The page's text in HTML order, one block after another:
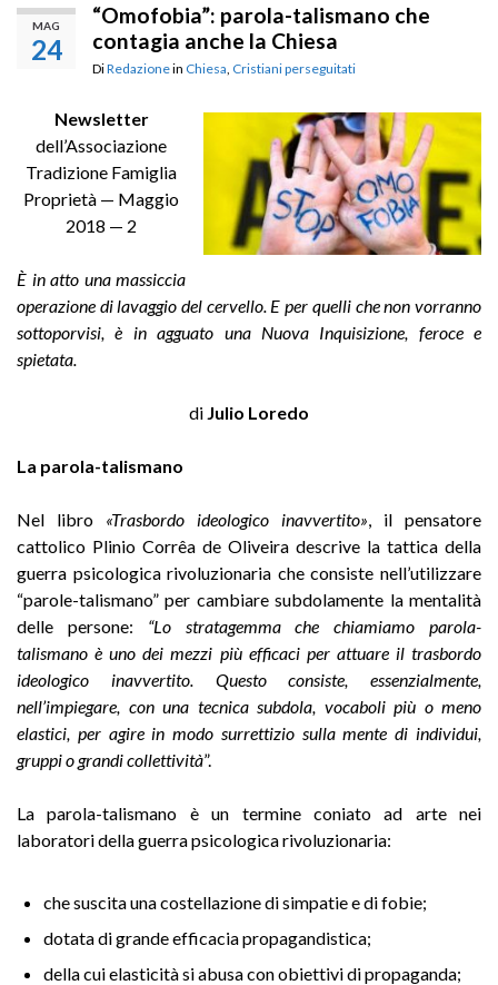
MAG
24
“Omofobia”: parola-talismano che
contagia anche la Chiesa
DiRedazionein Chiesa Cristiani perseguitati
Newsletter
dell’Associazione
Tradizione Famiglia
Proprietà — Maggio
2018 — 2
È in atto una massiccia
operazione di lavaggio del cervello. E per quelli che non vorranno
sottoporvisi, è in agguato una Nuova Inquisizione, feroce e
spietata.
di Julio Loredo
La parola-talismano
Nel libro «Trasbordo ideologico inavvertito» , il pensatore
cattolico Plinio Corrêa de Oliveira descrive la tattica della
guerra psicologica rivoluzionaria che consiste nell’utilizzare
“parole-talismano” per cambiare subdolamente la mentalità
delle persone: “Lo stratagemma che chiamiamo parola-
talismano è uno dei mezzi più efficaci per attuare il trasbordo
ideologico inavvertito. Questo consiste, essenzialmente,
nell’impiegare, con una tecnica subdola, vocaboli più o meno
elastici, per agire in modo surrettizio sulla mente di individui,
gruppi o grandi collettività”.
La parola-talismano è un termine coniato ad arte nei
laboratori della guerra psicologica rivoluzionaria:
che suscita una costellazione di simpatie e di fobie;
dotata di grande efficacia propagandistica;
della cui elasticità si abusa con obiettivi di propaganda;